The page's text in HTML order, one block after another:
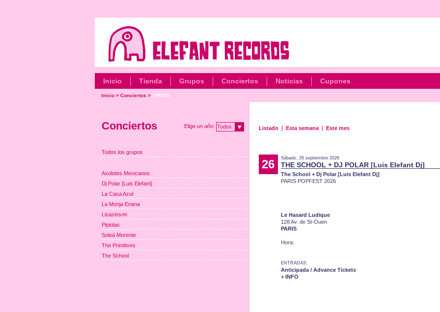
Inicio Tienda Grupos Conciertos Noticias Cupones
Inicio> Conciertos > / PARIS
Listado Esta semana Este mes
26 Sábado, 26 septiembre 2026
THE SCHOOL + DJ POLAR [Luis Elefant Dj]
The School + Dj Polar [Luis Elefant Dj]
PARIS POPFEST 2026
Le Hasard Ludique
128 Av. de St-Ouen
PARIS
Hora:
ENTRADAS:
Anticipada / Advance Tickets
+ INFO
Conciertos Elige un año: Todos
Todos los grupos
Axolotes Mexicanos
Dj Polar [Luis Elefant]
La Casa Azul
La Monja Enana
Lisasinson
Pipiolas
Soleá Morente
The Primitives
The School